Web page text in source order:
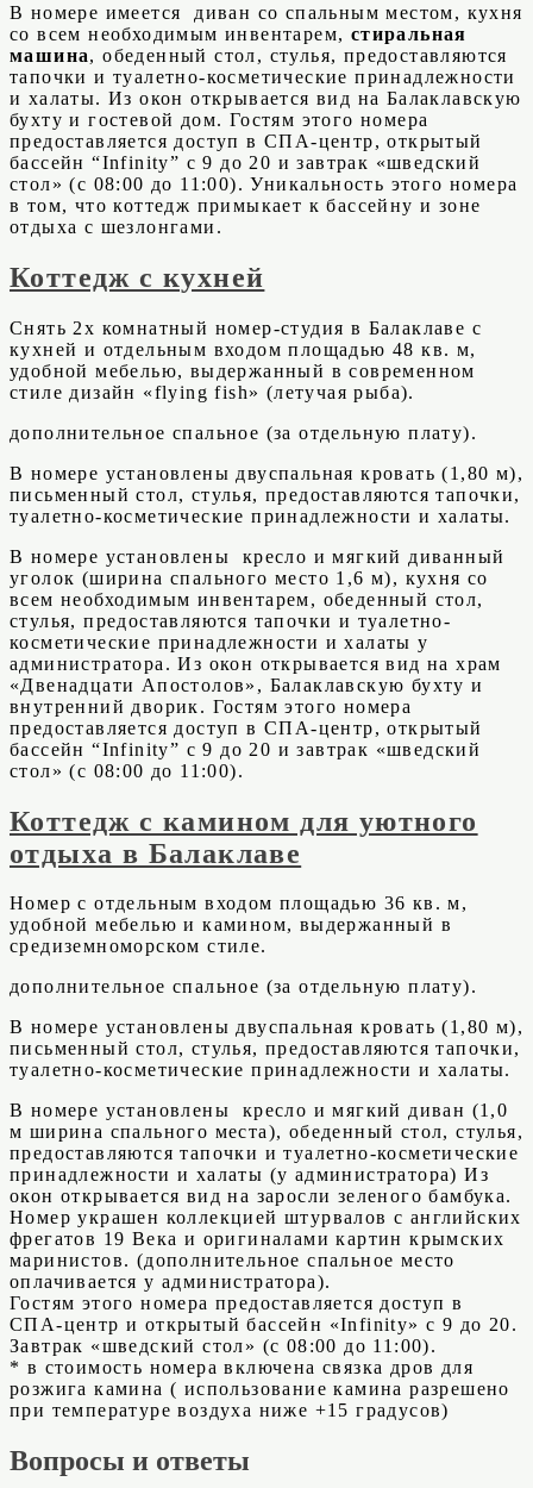
В номере имеется диван со спальным местом, кухня
со всем необходимым инвентарем, стиральная
машина, обеденный стол, стулья, предоставляются
тапочки и туалетно-косметические принадлежности
и халаты. Из окон открывается вид на Балаклавскую
бухту и гостевой дом. Гостям этого номера
предоставляется доступ в СПА-центр, открытый
бассейн “Infinity” с 9 до 20 и завтрак «шведский
стол» (с 08:00 до 11:00). Уникальность этого номера
в том, что коттедж примыкает к бассейну и зоне
отдыха с шезлонгами.
Коттедж с кухней
Снять 2х комнатный номер-студия в Балаклаве с
кухней и отдельным входом площадью 48 кв. м,
удобной мебелью, выдержанный в современном
стиле дизайн «flying fish» (летучая рыба).
дополнительное спальное (за отдельную плату).
В номере установлены двуспальная кровать (1,80 м),
письменный стол, стулья, предоставляются тапочки,
туалетно-косметические принадлежности и халаты.
В номере установлены кресло и мягкий диванный
уголок (ширина спального место 1,6 м), кухня со
всем необходимым инвентарем, обеденный стол,
стулья, предоставляются тапочки и туалетно-
косметические принадлежности и халаты у
администратора. Из окон открывается вид на храм
«Двенадцати Апостолов», Балаклавскую бухту и
внутренний дворик. Гостям этого номера
предоставляется доступ в СПА-центр, открытый
бассейн “Infinity” с 9 до 20 и завтрак «шведский
стол» (с 08:00 до 11:00).
Коттедж с камином для уютного
отдыха в Балаклаве​
Номер с отдельным входом площадью 36 кв. м,
удобной мебелью и камином, выдержанный в
средиземноморском стиле.
дополнительное спальное (за отдельную плату).
В номере установлены двуспальная кровать (1,80 м),
письменный стол, стулья, предоставляются тапочки,
туалетно-косметические принадлежности и халаты.
В номере установлены кресло и мягкий диван (1,0
м ширина спального места), обеденный стол, стулья,
предоставляются тапочки и туалетно-косметические
принадлежности и халаты (у администратора) Из
окон открывается вид на заросли зеленого бамбука.
Номер украшен коллекцией штурвалов с английских
фрегатов 19 Века и оригиналами картин крымских
маринистов. (дополнительное спальное место
оплачивается у администратора).
Гостям этого номера предоставляется доступ в
СПА-центр и открытый бассейн «Infinity» с 9 до 20.
Завтрак «шведский стол» (с 08:00 до 11:00).
* в стоимость номера включена связка дров для
розжига камина ( использование камина разрешено
при температуре воздуха ниже +15 градусов)
Вопросы и ответы